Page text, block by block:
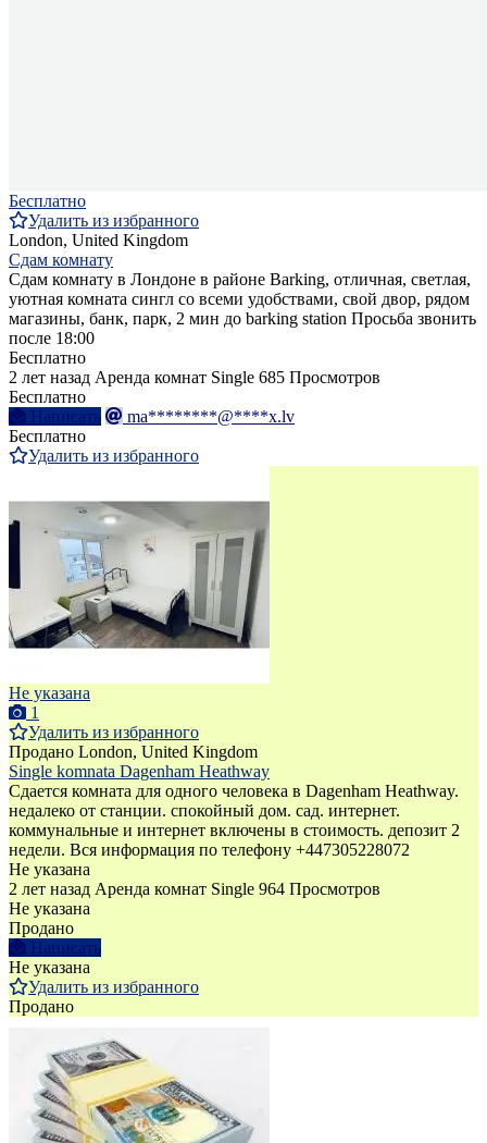
Бесплатно
Удалить из избранного
London, United Kingdom
Сдам комнату
Сдам комнату в Лондоне в районе Barking, отличная, светлая,
уютная комната сингл со всеми удобствами, свой двор, рядом
магазины, банк, парк, 2 мин до barking station Просьба звонить
после 18:00
Бесплатно
2 лет назад Аренда комнат Single 685 Просмотров
Бесплатно
Написать
ma********@****x.lv
Бесплатно
Удалить из избранного
Не указана
1
Удалить из избранного
Продано London, United Kingdom
Single komnata Dagenham Heathway
Сдается комната для одного человека в Dagenham Heathway.
недалеко от станции. спокойный дом. сад. интернет.
коммунальные и интернет включены в стоимость. депозит 2
недели. Вся информация по телефону +447305228072
Не указана
2 лет назад Аренда комнат Single 964 Просмотров
Не указана
Продано
Написать
Не указана
Удалить из избранного
Продано